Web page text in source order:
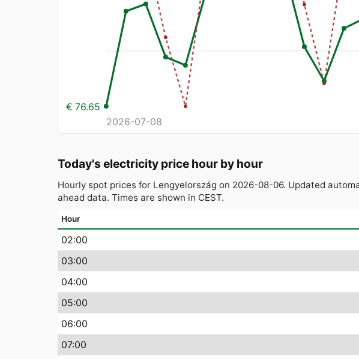
€ 76.65
2026-07-08
Today's electricity price hour by hour
Hourly spot prices for Lengyelország on 2026-08-06. Updated
ahead data. Times are shown in CEST.
Hour
02:00
03:00
04:00
05:00
06:00
07:00